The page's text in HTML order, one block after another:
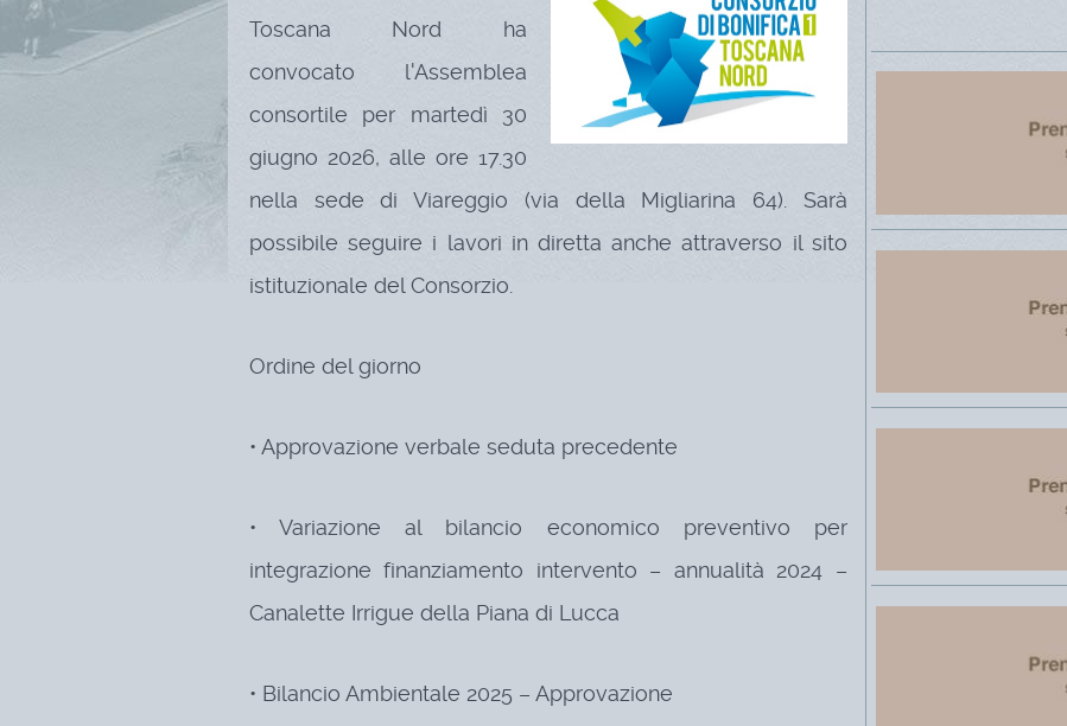
Toscana Nord ha
convocato l'Assemblea
consortile per martedì 30
giugno 2026, alle ore 17.30
nella sede di Viareggio (via della Migliarina 64). Sarà
possibile seguire i lavori in diretta anche attraverso il sito
istituzionale del Consorzio.
Ordine del giorno
• Approvazione verbale seduta precedente
• Variazione al bilancio economico preventivo per
integrazione finanziamento intervento – annualità 2024 –
Canalette Irrigue della Piana di Lucca
• Bilancio Ambientale 2025 – Approvazione